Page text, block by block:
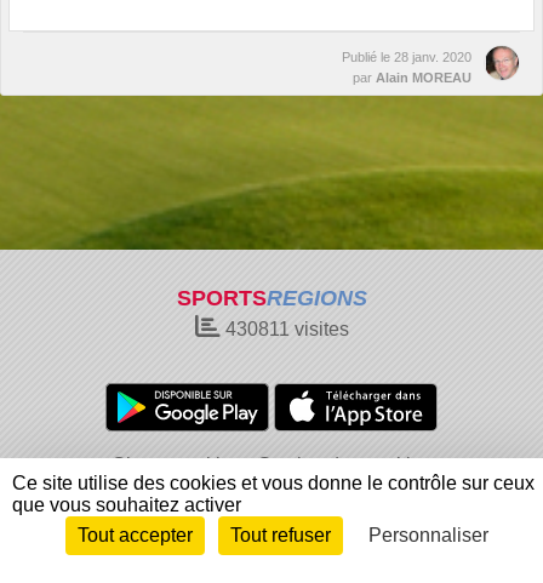
Publié le 28 janv. 2020
par Alain MOREAU
SPORTSREGIONS
430811 visites
Charte cookies
Gestion des cookies
Informations légales
Signaler un contenu inapproprié
Envie de participer ? Connexion
Ce site utilise des cookies et vous donne le contrôle sur ceux
que vous souhaitez activer
Tout accepter
Tout refuser Personnaliser